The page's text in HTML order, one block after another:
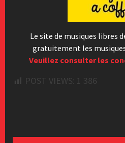
Le site de musiques libres
gratuitement les
Veuillez consulter les
POST VIEWS: 1 386